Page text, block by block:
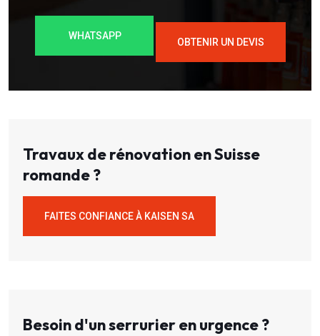
WHATSAPP
OBTENIR UN DEVIS
Travaux de rénovation en Suisse
romande ?
FAITES CONFIANCE À KAISEN SA
Besoin d'un serrurier en urgence ?